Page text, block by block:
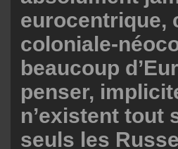
eurocentrique,
coloniale-
beaucoup
penser,
n’existent tout
seuls les